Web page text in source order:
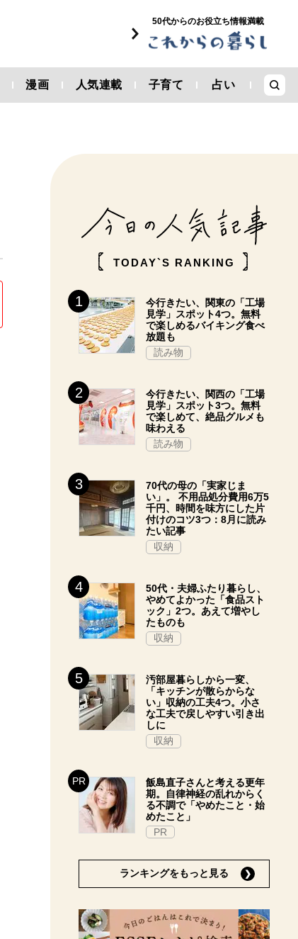
50代からのお役立ち情報満載
漫画 人気連載 子育て 占い
TODAY`S RANKING
今行きたい、関東の「工場
見学」スポット4つ。無料
で楽しめるバイキング食べ
放題も
読み物
今行きたい、関西の「工場
見学」スポット3つ。無料
で楽しめて、絶品グルメも
味わえる
読み物
70代の母の「実家じま
い」。 不用品処分費用6万5
千円、時間を味方にした片
付けのコツ3つ：8月に読み
たい記事
収納
50代・夫婦ふたり暮らし、
やめてよかった「食品スト
ック」2つ。あえて増やし
たものも
収納
汚部屋暮らしから一変、
「キッチンが散らからな
い」収納の工夫4つ。小さ
な工夫で戻しやすい引き出
しに
収納
飯島直子さんと考える更年
期。自律神経の乱れからく
る不調で「やめたこと・始
めたこと」
PR
ランキングをもっと見る